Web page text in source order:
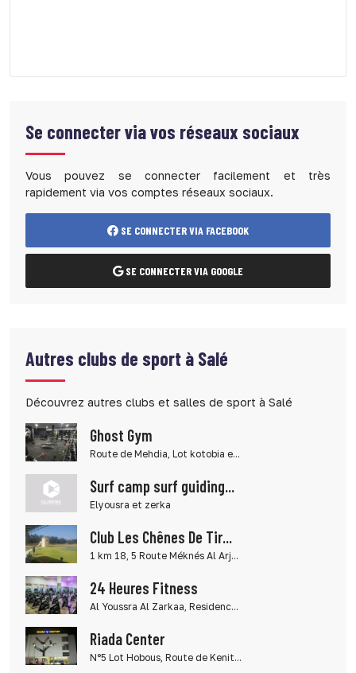
Se connecter via vos réseaux sociaux
Vous pouvez se connecter facilement et très
rapidement via vos comptes réseaux sociaux.
SE CONNECTER VIA FACEBOOK
SE CONNECTER VIA GOOGLE
Autres clubs de sport à Salé
Découvrez autres clubs et salles de sport à Salé
Ghost Gym
Route de Mehdia, Lot kotobia e...
Surf camp surf guiding...
Elyousra et zerka
Club Les Chênes De Tir...
1 km 18, 5 Route Méknés Al Arj...
24 Heures Fitness
Al Youssra Al Zarkaa, Residenc...
Riada Center
N°5 Lot Hobous, Route de Kenit...